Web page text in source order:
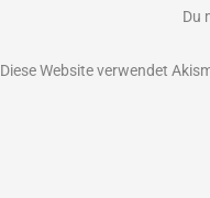
Du
Diese Website verwendet